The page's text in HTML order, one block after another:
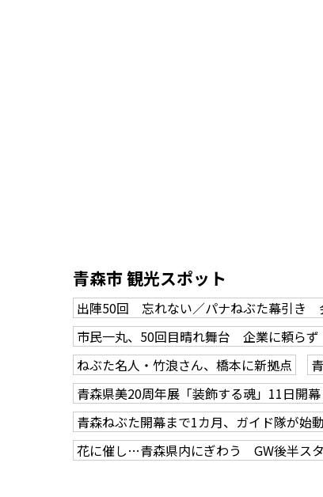
青森市 観光スポット
出陣50回 忘れない／パナねぶた幕引き
市民一丸、50回目晴れ舞台 企業に頼らず
ねぶた名人・竹浪さん、橋本に新拠点
青森県美20周年展「装飾する魂」11日開幕
青森ねぶた開幕まで1カ月、ガイド隊が始動
花に催し…青森県内にぎわう GW後半ス